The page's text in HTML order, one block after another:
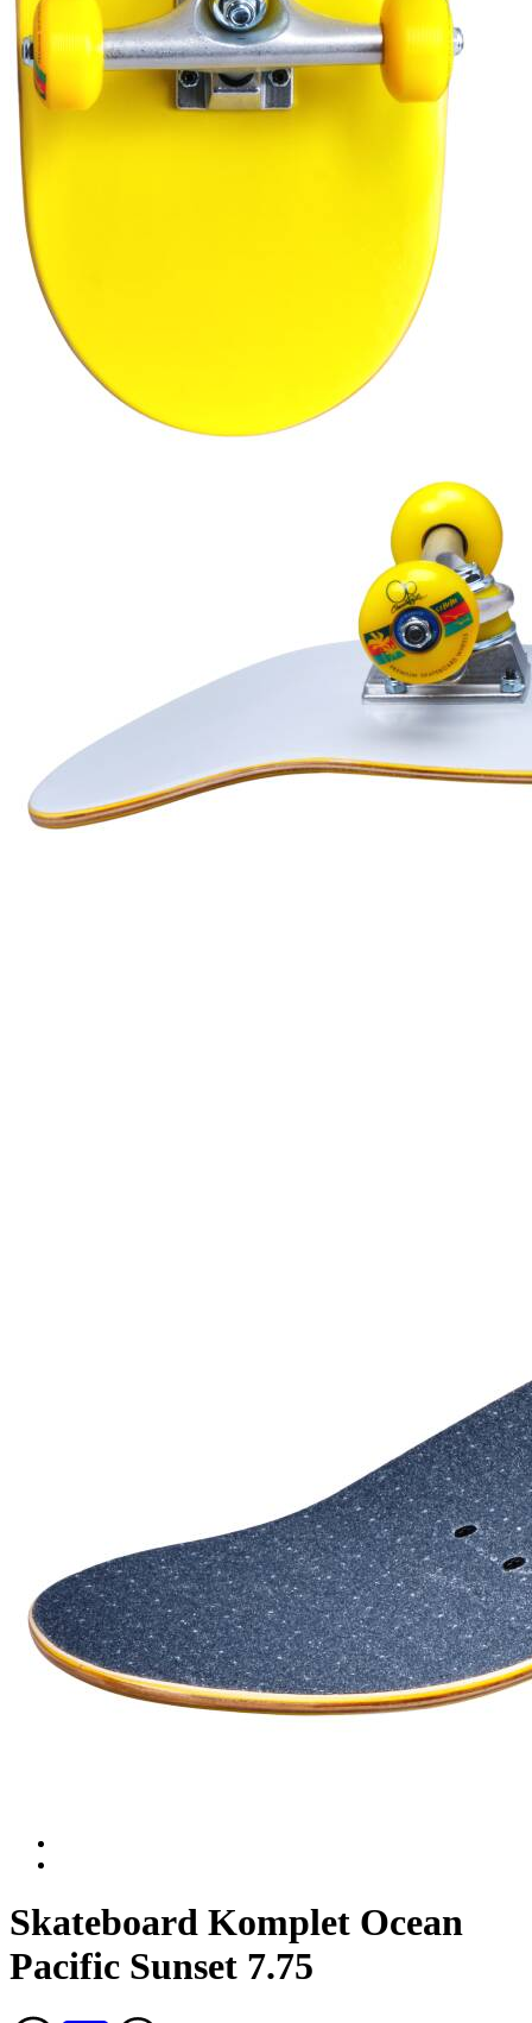
Skateboard Komplet Ocean
Pacific Sunset 7.75